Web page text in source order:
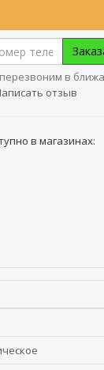
в
отзыв
в магазинах: